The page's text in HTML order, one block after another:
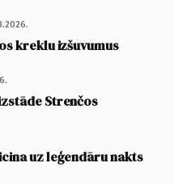
kreklu izšuvumus
Strenčos
uz leģendāru nakts